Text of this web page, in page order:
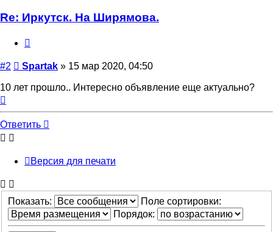
Re: Иркутск. На Ширямова.
#2 Сообщение
Spartak » 15 мар 2020, 04:50
10 лет прошло.. Интересно объявление еще актуально?
началу
Ответить
Версия для печати
Показать:
Поле сортировки:
Порядок: